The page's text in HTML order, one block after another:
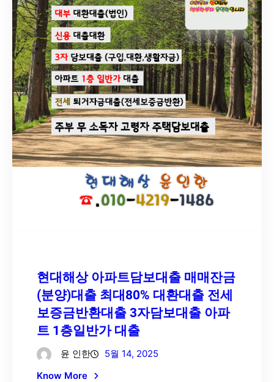
현대해상 아파트담보대출 매매잔금
(분양)대출 최대80% 대환대출 전세
보증금반환대출 3자담보대출 아파
트 1층일반가 대출
윤 인한
5월 14, 2025
Know More